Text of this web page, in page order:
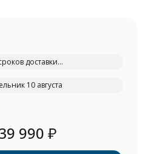
доставки...
10 августа
990 ₽